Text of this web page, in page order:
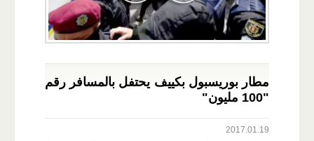
مطار بوريسبول بكييف يحتفل بالمسافر رقم
"100 مليون"
2017.01.19